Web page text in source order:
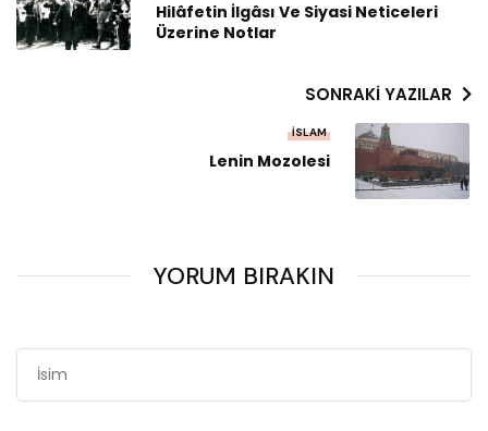
Hilâfetin İlgâsı Ve Siyasi Neticeleri
Üzerine Notlar
SONRAKI YAZILAR
İSLAM
Lenin Mozolesi
YORUM BIRAKIN